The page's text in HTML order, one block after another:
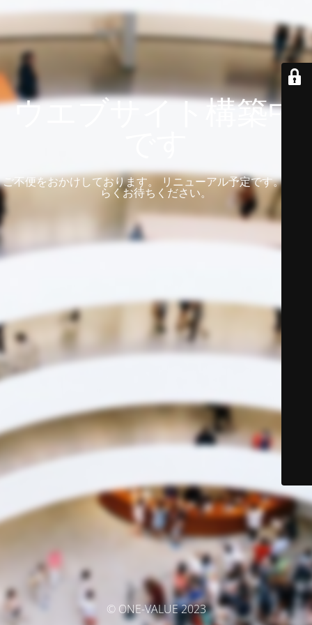
ウエブサイト構築中
ご不便をおかけしております。 リニューアル予定です。 しば
らくお待ちください。
© ONE-VALUE 2023